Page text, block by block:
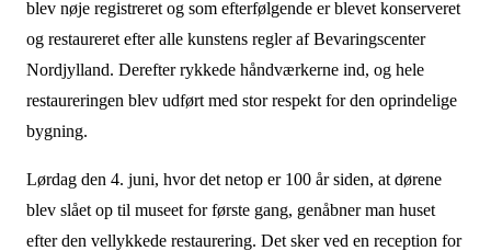
blev nøje registreret og som efterfølgende er blevet konserveret
og restaureret efter alle kunstens regler af Bevaringscenter
Nordjylland. Derefter rykkede håndværkerne ind, og hele
restaureringen blev udført med stor respekt for den oprindelige
bygning.
Lørdag den 4. juni, hvor det netop er 100 år siden, at dørene
blev slået op til museet for første gang, genåbner man huset
efter den vellykkede restaurering. Det sker ved en reception for